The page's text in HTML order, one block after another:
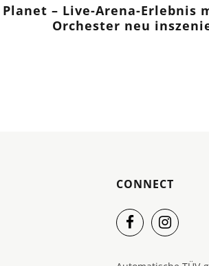
Planet – Live-Arena-Erlebnis
Orchester neu
CONNECT